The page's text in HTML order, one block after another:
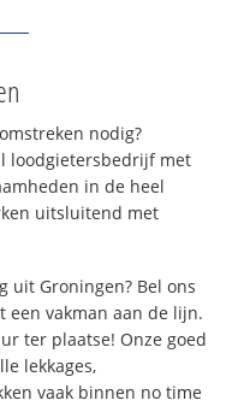
nodig?
loodgietersbedrijf met
in de heel
uitsluitend met
uit Groningen? Bel ons
een vakman aan de lijn.
ter plaatse! Onze goed
lekkages,
vaak binnen no time